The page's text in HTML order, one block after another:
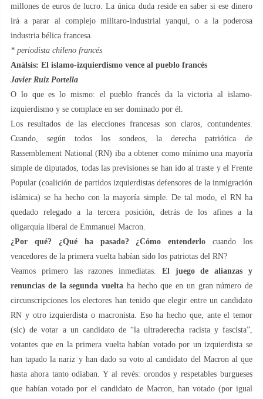
millones de euros de lucro. La única duda reside en saber si ese dinero
irá a parar al complejo militaro-industrial yanqui, o a la poderosa
industria bélica francesa.
* periodista chileno francés
Análsis: El islamo-izquierdismo vence al pueblo francés
Javier Ruiz Portella
O lo que es lo mismo: el pueblo francés da la victoria al islamo-
izquierdismo y se complace en ser dominado por él.
Los resultados de las elecciones francesas son claros, contundentes.
Cuando, según todos los sondeos, la derecha patriótica de
Rassemblement National (RN) iba a obtener como mínimo una mayoría
simple de diputados, todas las previsiones se han ido al traste y el Frente
Popular (coalición de partidos izquierdistas defensores de la inmigración
islámica) se ha hecho con la mayoría simple. De tal modo, el RN ha
quedado relegado a la tercera posición, detrás de los afines a la
oligarquía liberal de Emmanuel Macron.
¿Por qué? ¿Qué ha pasado? ¿Cómo entenderlo cuando los
vencedores de la primera vuelta habían sido los patriotas del RN?
Veamos primero las razones inmediatas. El juego de alianzas y
renuncias de la segunda vuelta ha hecho que en un gran número de
circunscripciones los electores han tenido que elegir entre un candidato
RN y otro izquierdista o macronista. Eso ha hecho que, ante el temor
(sic) de votar a un candidato de “la ultraderecha racista y fascista”,
votantes que en la primera vuelta habían votado por un izquierdista se
han tapado la nariz y han dado su voto al candidato del Macron al que
hasta ahora tanto odiaban. Y al revés: orondos y respetables burgueses
que habían votado por el candidato de Macron, han votado (por igual